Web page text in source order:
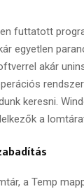
futtatott
egyetlen
akár
keresni.
a
a Temp